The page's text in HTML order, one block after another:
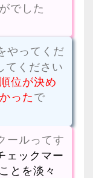
でした
やってくだ
てください
位が決め
ったで
ールってす
ェックマー
とを淡々